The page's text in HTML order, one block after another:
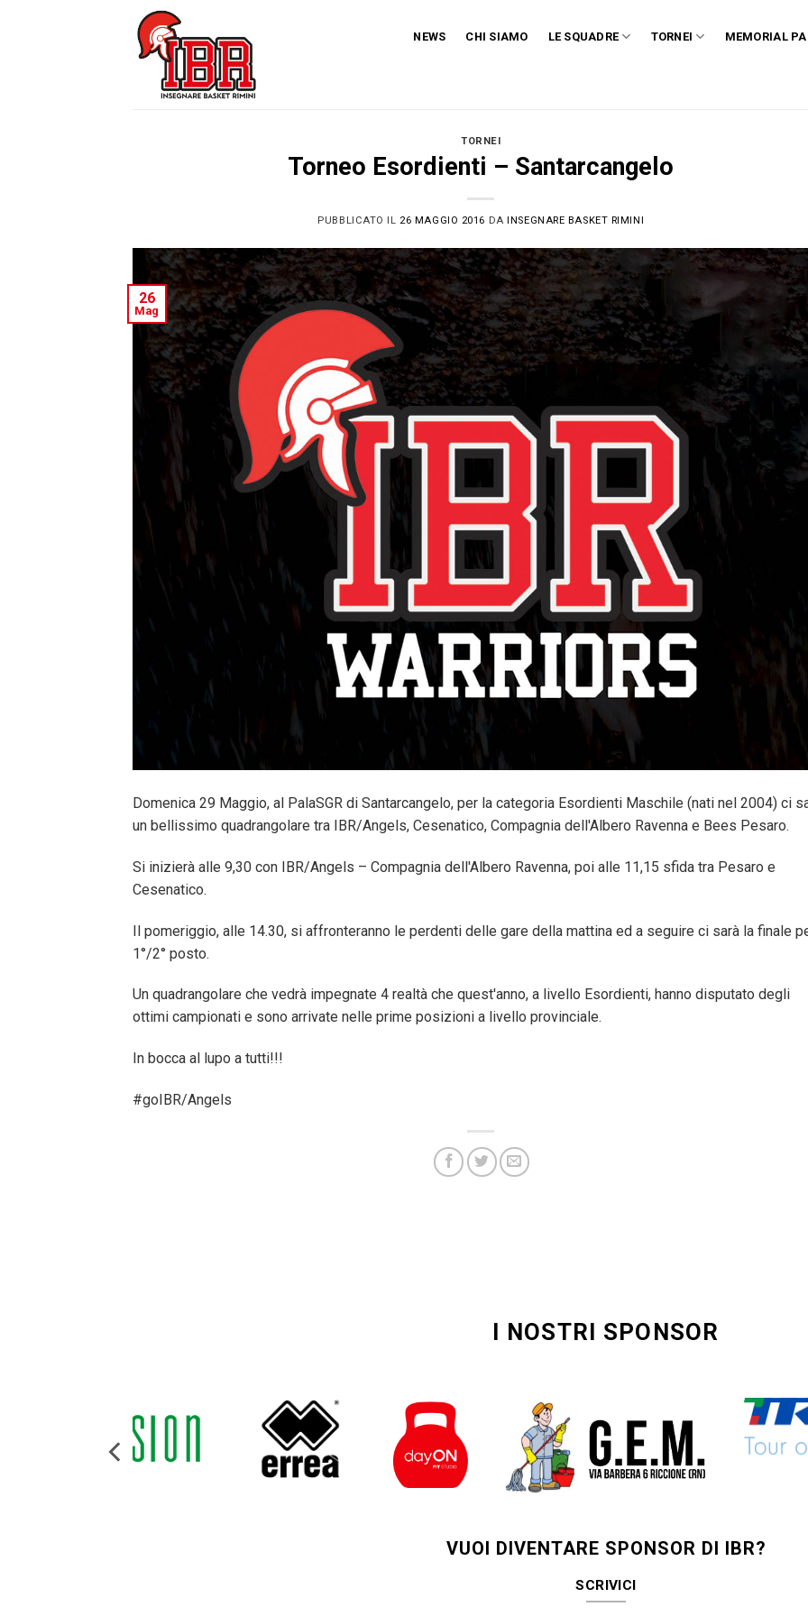
NEWS CHI SIAMO LE SQUADRE TORNEI MEMORIAL
TORNEI
Torneo Esordienti – Santarcangelo
PUBBLICATO IL 26 MAGGIO 2016 DAINSEGNARE BASKET RIMINI
26
Mag
Domenica 29 Maggio, al PalaSGR di Santarcangelo, per la categoria Esordienti Maschile (nati nel 2004) ci
un bellissimo quadrangolare tra IBR/Angels, Cesenatico, Compagnia dell'Albero Ravenna e Bees Pesaro.
Si inizierà alle 9,30 con IBR/Angels – Compagnia dell'Albero Ravenna, poi alle 11,15 sfida tra Pesaro e
Cesenatico.
Il pomeriggio, alle 14.30, si affronteranno le perdenti delle gare della mattina ed a seguire ci sarà la finale
1°/2° posto.
Un quadrangolare che vedrà impegnate 4 realtà che quest'anno, a livello Esordienti, hanno disputato degli
ottimi campionati e sono arrivate nelle prime posizioni a livello provinciale.
In bocca al lupo a tutti!!!
#goIBR/Angels
I NOSTRI SPONSOR
VUOI DIVENTARE SPONSOR DI IBR?
SCRIVICI